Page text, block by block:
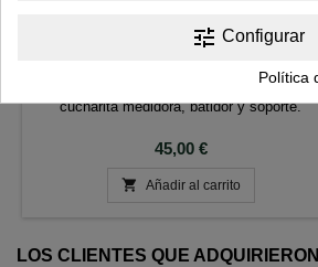
SET DE MATCHA TRADICIONAL JADE
japonesa de 0,5 l. en caja de regalo.
cucharita medidora, batidor y soporte.
Precio
45,00 €
 Añadir al carrito
LOS CLIENTES QUE
tune Configurar
Política